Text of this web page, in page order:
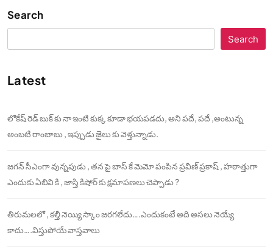
Search
Search
Latest
లోకేష్ రెడ్ బుక్ కు నా ఇంటి కుక్క కూడా భయపడదు, అని పదే, పదే ,అంటున్న
అంబటి రాంబాబు , ఇప్పుడు జైలు కు వెళ్తున్నాడు.
జగన్ సీఎంగా వున్నపుడు , తన పై బాస్ కే మెమో పంపిన ప్రవీణ్ ప్రకాష్ , హఠాత్తుగా
ఎందుకు ఏబివి కి , జాస్తి కిషోర్ కు క్షమాపణలు చెప్పాడు ?
తిరుమలలో , కల్తీ నెయ్యి స్కాం జరగలేదు….ఎందుకంటే అది అసలు నెయ్యే
కాదు….విస్తుపోయే వాస్తవాలు